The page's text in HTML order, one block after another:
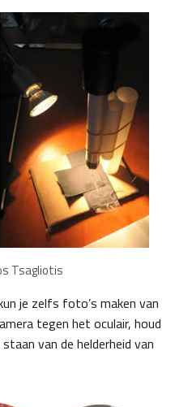
Tsagliotis
je zelfs foto’s maken van
tegen het oculair, houd
van de helderheid van